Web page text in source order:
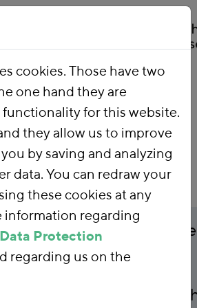
Deutschlands
den Kohleausstieg im
europäischen
cookies. Those have two
one hand they are
for this website.
they allow us to improve
by saving and analyzing
data. You can redraw your
these cookies at any
information regarding
Data Protection
regarding us on the